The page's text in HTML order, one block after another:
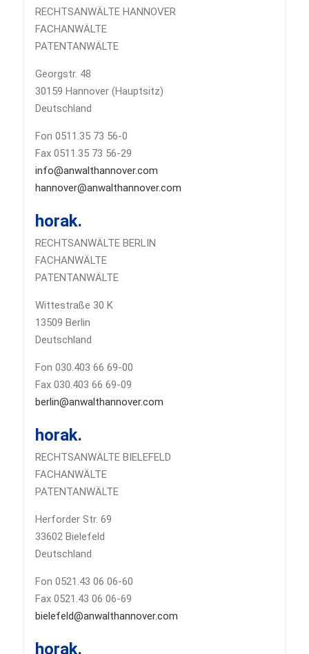
RECHTSANWÄLTE HANNOVER
FACHANWÄLTE
PATENTANWÄLTE
Georgstr. 48
30159 Hannover (Hauptsitz)
Deutschland
Fon 0511.35 73 56-0
Fax 0511.35 73 56-29
info@anwalthannover.com
hannover@anwalthannover.com
horak.
RECHTSANWÄLTE BERLIN
FACHANWÄLTE
PATENTANWÄLTE
Wittestraße 30 K
13509 Berlin
Deutschland
Fon 030.403 66 69-00
Fax 030.403 66 69-09
berlin@anwalthannover.com
horak.
RECHTSANWÄLTE BIELEFELD
FACHANWÄLTE
PATENTANWÄLTE
Herforder Str. 69
33602 Bielefeld
Deutschland
Fon 0521.43 06 06-60
Fax 0521.43 06 06-69
bielefeld@anwalthannover.com
horak.